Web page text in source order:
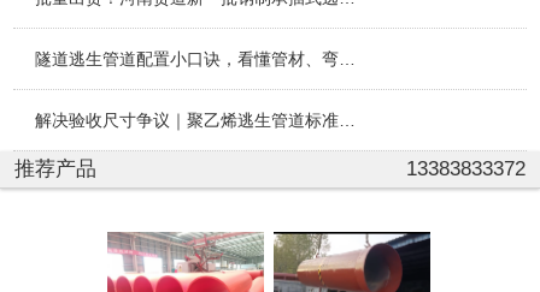
隧道逃生管道配置小口诀，看懂管材、弯头、抱箍、逃生舱整套
解决验收尺寸争议｜聚乙烯逃生管道标准化测量方式说明
推荐产品 13383833372